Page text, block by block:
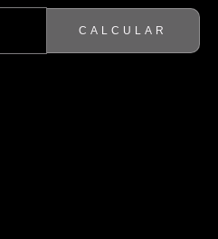
CALCULAR